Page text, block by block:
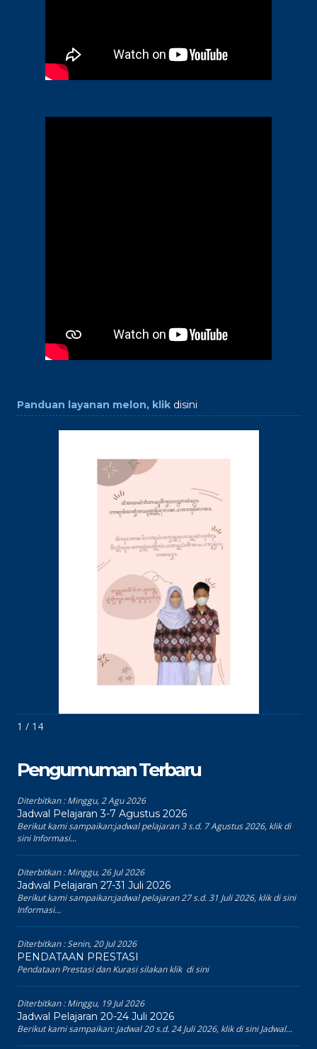
Panduan layanan melon, klik disini
1 / 14
Pengumuman Terbaru
Diterbitkan :Minggu, 2 Agu 2026
Jadwal Pelajaran 3-7 Agustus 2026
Berikut kami sampaikan:jadwal pelajaran 3 s.d. 7 Agustus 2026, klik di
sini Informasi...
Diterbitkan :Minggu, 26 Jul 2026
Jadwal Pelajaran 27-31 Juli 2026
Berikut kami sampaikan:jadwal pelajaran 27 s.d. 31 Juli 2026, klik di sini
Informasi...
Diterbitkan :Senin, 20 Jul 2026
PENDATAAN PRESTASI
Pendataan Prestasi dan Kurasi silakan klik di sini
Diterbitkan :Minggu, 19 Jul 2026
Jadwal Pelajaran 20-24 Juli 2026
Berikut kami sampaikan: Jadwal 20 s.d. 24 Juli 2026, klik di sini Jadwal...